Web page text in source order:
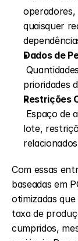
operadores,
quaisquer
Dados de
prioridades
Restrições
lote,
Com essas
baseadas em
otimizadas
taxa de
cumpridos,